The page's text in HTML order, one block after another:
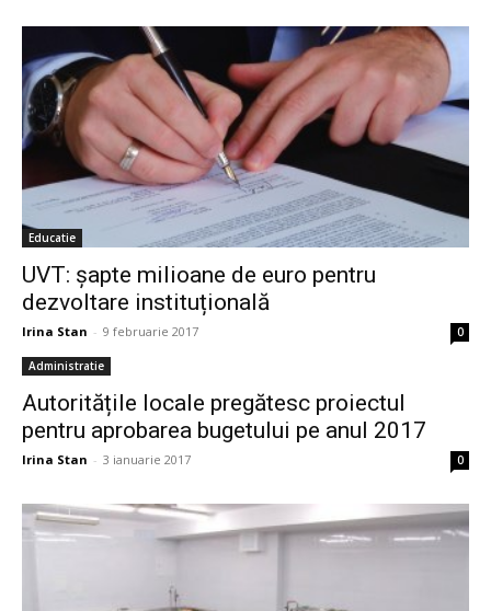
Educatie
UVT: șapte milioane de euro pentru
dezvoltare instituțională
Irina Stan - 9 februarie 2017 0
Administratie
Autoritățile locale pregătesc proiectul
pentru aprobarea bugetului pe anul 2017
Irina Stan - 3 ianuarie 2017 0